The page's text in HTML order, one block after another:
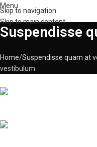
Skip to navigation
Skip to main content
Menu
Suspendisse
Home Suspendisse quam at
vestibulum